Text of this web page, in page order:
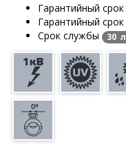
Гарантийный
Гарантийный срок
Срок службы 30